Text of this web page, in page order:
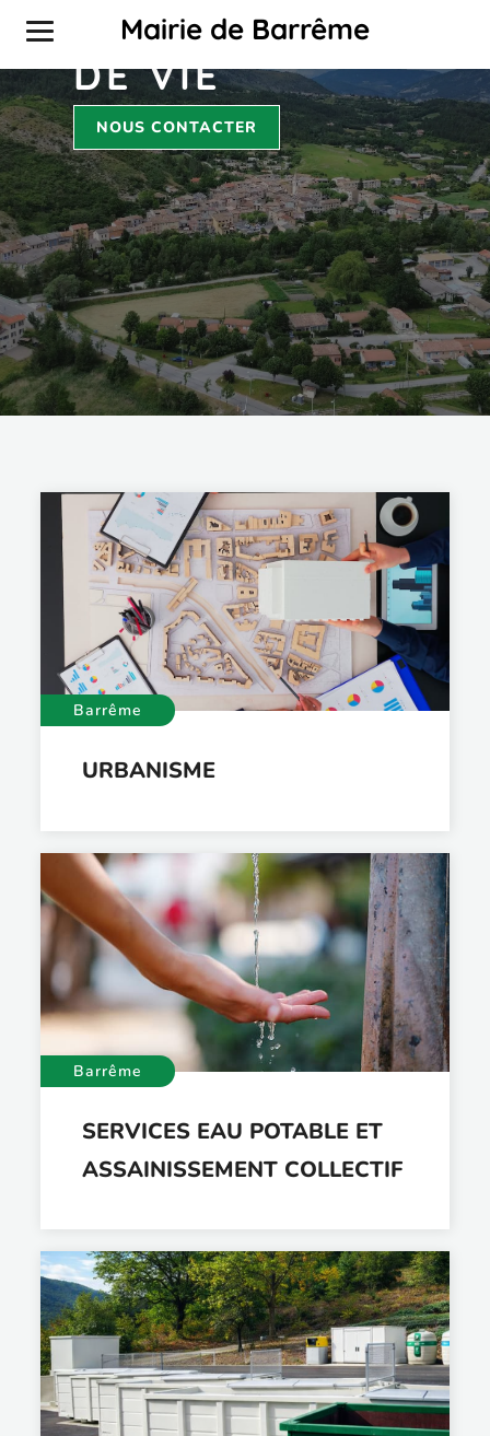
Mairie de Barrême
VOTRE CADRE
DE VIE
NOUS CONTACTER
Barrême
URBANISME
Barrême
SERVICES EAU POTABLE ET
ASSAINISSEMENT COLLECTIF